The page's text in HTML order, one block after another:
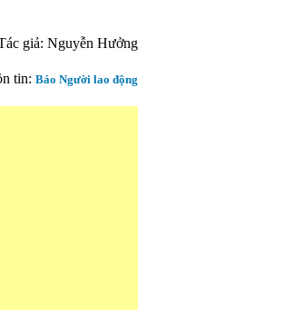
giả: Nguyễn Hưởng
tin: Báo Người lao động